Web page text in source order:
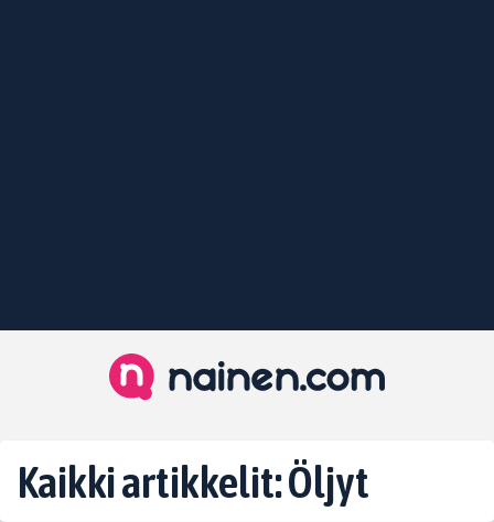
Kaikki artikkelit: Öljyt